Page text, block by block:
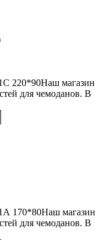
220*90Наш магазин
для чемоданов. В
170*80Наш магазин
для чемоданов. В